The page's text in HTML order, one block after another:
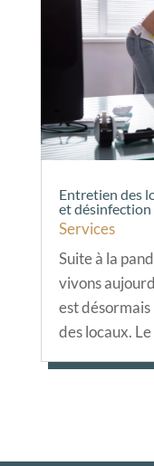
Entretien des
et désinfection
Services
Suite à la
vivons
est
des locaux.